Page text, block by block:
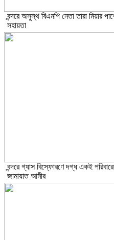
বন্দরে অসুস্থ বিএনপি নেতা তারা মিয়ার
সহায়তা
বন্দরে গ্যাস বিস্ফোরণে দগ্ধ একই
জামায়াত আমীর